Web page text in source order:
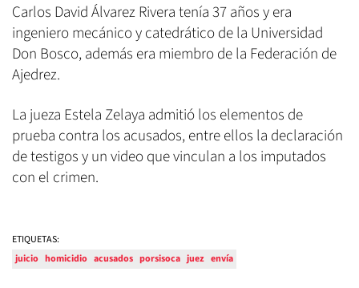
Carlos David Álvarez Rivera tenía 37 años y era
ingeniero mecánico y catedrático de la Universidad
Don Bosco, además era miembro de la Federación de
Ajedrez.
La jueza Estela Zelaya admitió los elementos de
prueba contra los acusados, entre ellos la declaración
de testigos y un video que vinculan a los imputados
con el crimen.
ETIQUETAS:
juicio homicidio acusados porsisoca juez envía